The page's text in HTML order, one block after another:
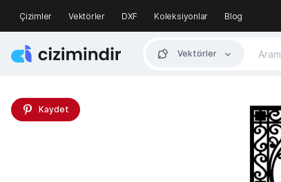
Çizimler Vektörler DXF Koleksiyonlar Blog
Vektörler
Kaydet